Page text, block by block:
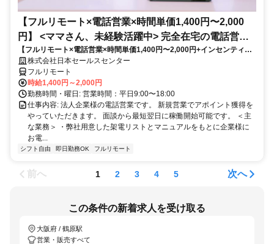
【フルリモート×電話営業×時間単価1,400円〜2,000
円】 <ママさん、未経験活躍中> 完全在宅の電話営業
で家庭と仕事の両立を実現
【フルリモート×電話営業×時間単価1,400円〜2,000円+インセンティブ
あり】 ＜ママさん、未経験活躍中＞ 完全在宅の電話営業で家庭と仕事の
両立を実現
株式会社日本セールスセンター
フルリモート
時給1,400円～2,000円
勤務時間・曜日: 営業時間：平日9:00〜18:00
仕事内容: 法人企業様の電話営業です。 新規営業でアポイント獲得を
やっていただきます。 面談から最短翌日に稼働開始可能です。 ＜主
な業務＞ ・弊社用意した架電リストとマニュアルをもとに企業様に
お電...
シフト自由 即日勤務OK フルリモート
前へ 1 2 3 4 5 次へ
この条件の新着求人を受け取る
大阪府 / 鶴原駅
営業・販売すべて